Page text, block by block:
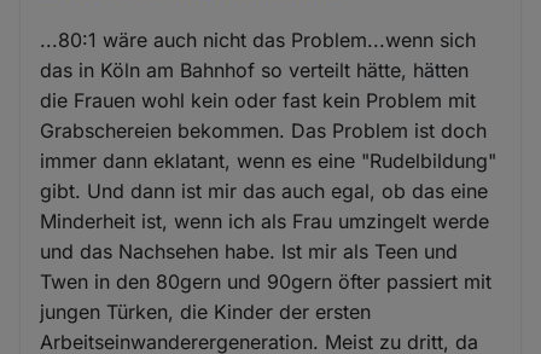
...80:1 wäre auch nicht das Problem...wenn sich
das in Köln am Bahnhof so verteilt hätte, hätten
die Frauen wohl kein oder fast kein Problem mit
Grabschereien bekommen. Das Problem ist doch
immer dann eklatant, wenn es eine "Rudelbildung"
gibt. Und dann ist mir das auch egal, ob das eine
Minderheit ist, wenn ich als Frau umzingelt werde
und das Nachsehen habe. Ist mir als Teen und
Twen in den 80gern und 90gern öfter passiert mit
jungen Türken, die Kinder der ersten
Arbeitseinwanderergeneration. Meist zu dritt, da